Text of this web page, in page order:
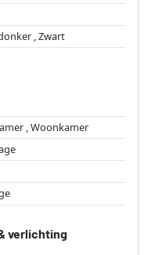
, Zwart
, Woonkamer
verlichting